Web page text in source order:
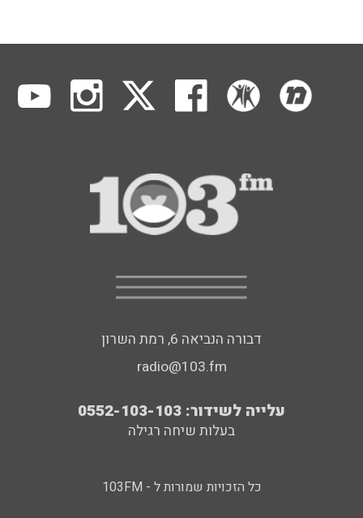
דבורה הנביאה 6, רמת השרון
radio@103.fm
עלייה לשידור: 0552-103-103
בעלות שיחה רגילה
כל הזכויות שמורות ל - 103FM